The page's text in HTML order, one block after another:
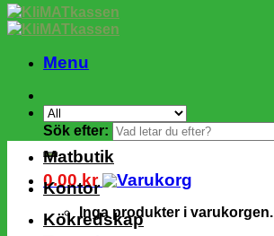
Menu
Sök efter:
0.00 kr
Inga produkter i varukorgen.
Matbutik
Kontor
Kökredskap